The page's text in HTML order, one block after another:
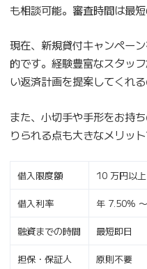
も相談可能。審査時間は最
現在、新規貸付キャンペー
的です。経験豊富なスタッ
い返済計画を提案してくれ
また、小切手や手形をお持
りられる点も大きなメリット
借入限度額 10 万円以
借入利率 年 7.50%
融資までの時間 最短即日
担保・保証人 原則不要